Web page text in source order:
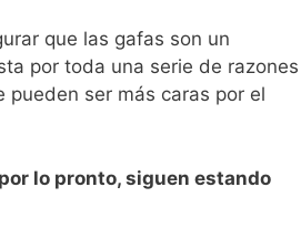
que las gafas son un
por toda una serie de razones
ser más caras por el
lo pronto, siguen estando